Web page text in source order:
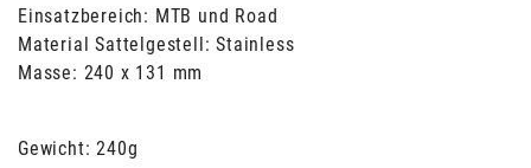
Einsatzbereich: MTB und Road
Material Sattelgestell: Stainless
Masse: 240 x 131 mm
Gewicht: 240g